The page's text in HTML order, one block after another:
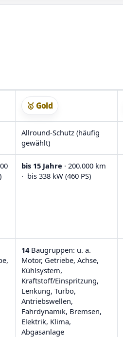
🥇 Gold
Allround-Schutz (häufig
gewählt)
bis 15 Jahre · 200.000 km
· bis 338 kW (460 PS)
14Baugruppen: u. a.
Motor, Getriebe, Achse,
Kühlsystem,
Kraftstoff/Einspritzung,
Lenkung, Turbo,
Antriebswellen,
Fahrdynamik, Bremsen,
Elektrik, Klima,
Abgasanlage